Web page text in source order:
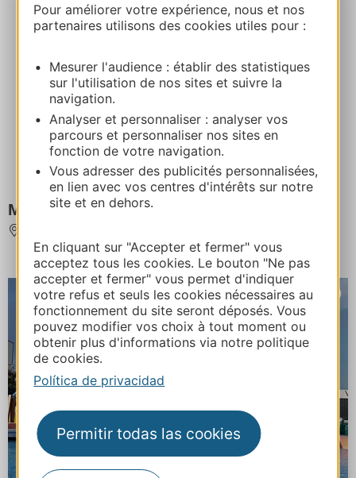
Pour améliorer votre expérience, nous et nos
partenaires utilisons des cookies utiles pour :
Mesurer l'audience : établir des statistiques
sur l'utilisation de nos sites et suivre la
navigation.
Analyser et personnaliser : analyser vos
parcours et personnaliser nos sites en
fonction de votre navigation.
Vous adresser des publicités personnalisées,
en lien avec vos centres d'intérêts sur notre
site et en dehors.
En cliquant sur "Accepter et fermer" vous
acceptez tous les cookies. Le bouton "Ne pas
accepter et fermer" vous permet d'indiquer
votre refus et seuls les cookies nécessaires au
fonctionnement du site seront déposés. Vous
pouvez modifier vos choix à tout moment ou
obtenir plus d'informations via notre politique
de cookies.
Política de privacidad
Permitir todas las cookies
Mini-golf de la Base de Loisirs